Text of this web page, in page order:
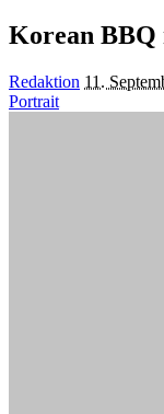
Korean BBQ
Posted
by
Redaktion 11.
Portrait